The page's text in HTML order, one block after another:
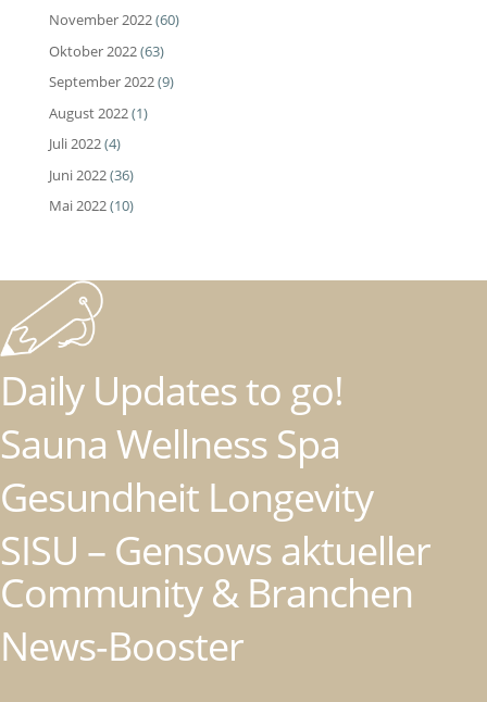
November 2022(60)
Oktober 2022(63)
September 2022(9)
August 2022(1)
Juli 2022(4)
Juni 2022(36)
Mai 2022(10)
Daily Updates to go!
Sauna Wellness Spa
Gesundheit Longevity
SISU – Gensows aktueller
Community & Branchen
News-Booster